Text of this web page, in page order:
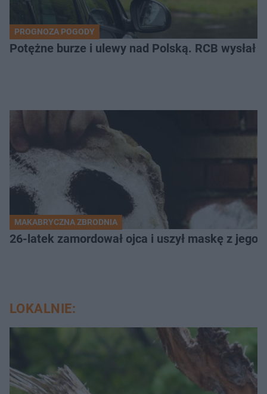
PROGNOZA POGODY
Potężne burze i ulewy nad Polską. RCB
MAKABRYCZNA ZBRODNIA
26-latek zamordował ojca i uszył maskę z
LOKALNIE: